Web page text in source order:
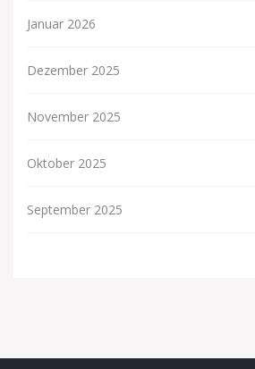
Januar 2026
Dezember 2025
November 2025
Oktober 2025
September 2025